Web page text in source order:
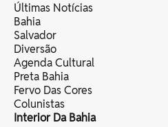
Últimas Notícias
Bahia
Salvador
Diversão
Agenda Cultural
Preta Bahia
Fervo Das Cores
Colunistas
Interior Da Bahia